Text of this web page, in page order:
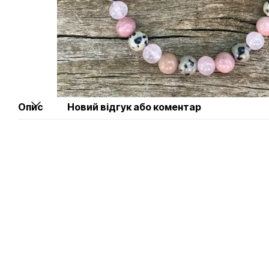
Опис Новий відгук або коментар